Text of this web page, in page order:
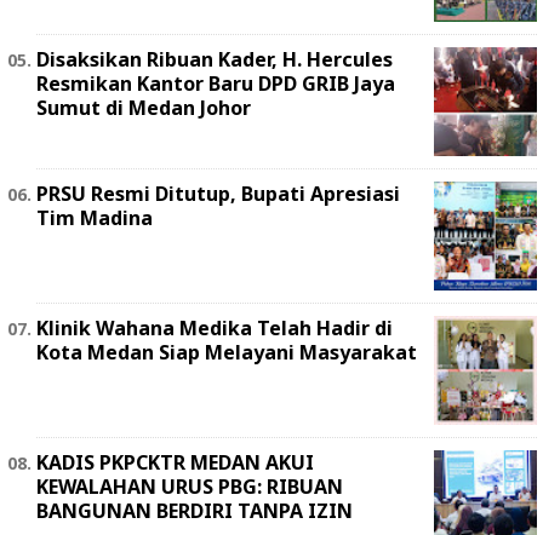
Disaksikan Ribuan Kader, H. Hercules
Resmikan Kantor Baru DPD GRIB Jaya
Sumut di Medan Johor
PRSU Resmi Ditutup, Bupati Apresiasi
Tim Madina
Klinik Wahana Medika Telah Hadir di
Kota Medan Siap Melayani Masyarakat
KADIS PKPCKTR MEDAN AKUI
KEWALAHAN URUS PBG: RIBUAN
BANGUNAN BERDIRI TANPA IZIN